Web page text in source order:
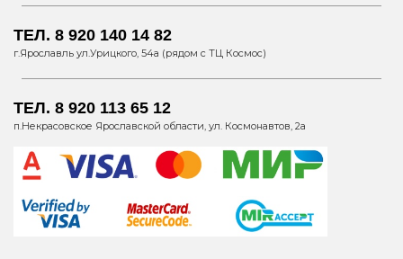
ТЕЛ. 8 920 140 14 82
г.Ярославль ул.Урицкого, 54а (рядом с ТЦ Космос)
ТЕЛ. 8 920 113 65 12
п.Некрасовское Ярославской области, ул. Космонавтов, 2а